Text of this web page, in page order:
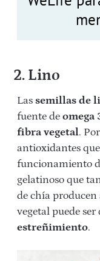
2. Lino
Las semillas de
fuente de omega
fibra vegetal.
antioxidantes
funcionamiento
gelatinoso que
de chía producen
vegetal puede
estreñimiento.